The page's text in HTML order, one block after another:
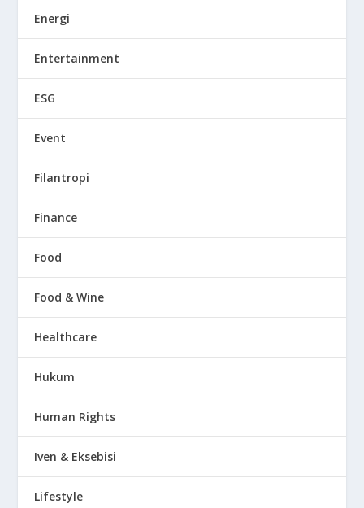
Energi
Entertainment
ESG
Event
Filantropi
Finance
Food
Food & Wine
Healthcare
Hukum
Human Rights
Iven & Eksebisi
Lifestyle